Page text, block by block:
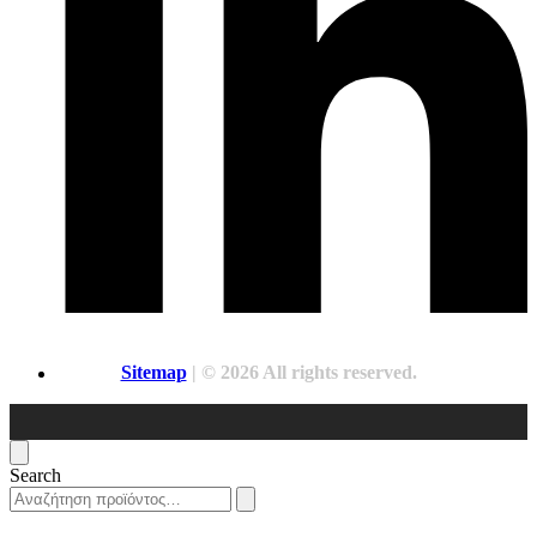
Sitemap| © 2026 All rights reserved.
Search
Search